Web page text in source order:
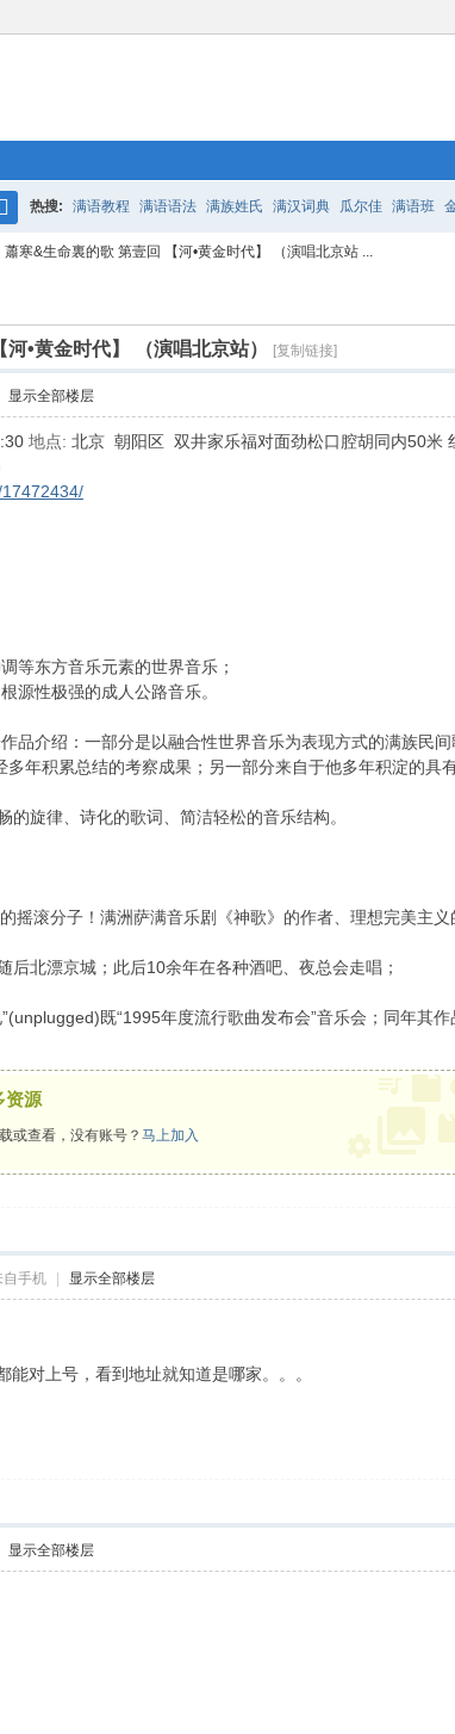
搜
热搜: 满语教程 满语语法 满族姓氏 满汉词典 瓜尔佳 满语班
百二老人语录 凤城 满汉词典
蕭寒&生命裏的歌 第壹回 【河•黄金时代】 （演唱北京站 ...
•黄金时代】 （演唱北京站） [复制链接]
显示全部楼层
地点: 北京 朝阳区 双井家乐福对面劲松口腔胡同内50米
等东方音乐元素的世界音乐；
源性极强的成人公路音乐。
品介绍：一部分是以融合性世界音乐为表现方式的满族民
年积累总结的考察成果；另一部分来自于他多年积淀的具
旋律、诗化的歌词、简洁轻松的音乐结构。
摇滚分子！满洲萨满音乐剧《神歌》的作者、理想完美主义
北漂京城；此后10余年在各种酒吧、夜总会走唱；
既“1995年度流行歌曲发布会”音乐会；同年其作
资源
或查看，没有账号？ 马上加入
自手机 显示全部楼层
对上号，看到地址就知道是哪家。。。
显示全部楼层